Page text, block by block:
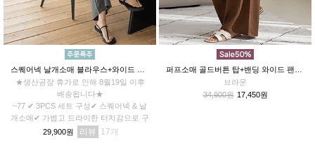
★생산공장 휴가로 인해 8월19일 이후
배송됩니다★
~77 ✔ 3PCS 세트 구성✔ 스퀘어넥 & 날
개소매✔ 가볍고 드라이한 터치감으로 구
김 걱정 없이 시원하게
29,900원 리뷰 17
브라운
34,900원 17,450원